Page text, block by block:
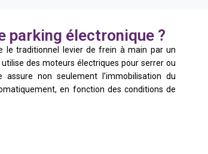
parking électronique ?
le traditionnel levier de frein à main par un
des moteurs électriques pour serrer ou
non seulement l’immobilisation du
en fonction des conditions de